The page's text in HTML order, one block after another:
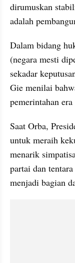
dirumuskan
adalah
Dalam bidang
(negara mesti
sekadar
Gie menilai
pemerintahan
Saat Orba,
untuk meraih
menarik
partai dan
menjadi bagian